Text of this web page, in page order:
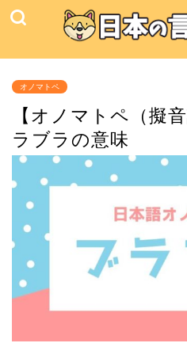
オノマトペ
【オノマトペ（擬
ラブラの意味